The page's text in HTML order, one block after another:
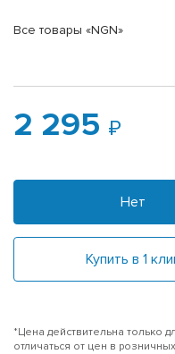
Все товары «NGN»
2 295
Нет
Купить в 1
*Цена действительна только
отличаться от цен в